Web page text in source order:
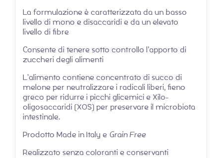
La formulazione è caratterizzata da un basso
livello di mono e disaccaridi e da un elevato
livello di fibre
Consente di tenere sotto controllo l’apporto di
zuccheri degli alimenti
L’alimento contiene concentrato di succo di
melone per neutralizzare i radicali liberi, fieno
greco per ridurre i picchi glicemici e Xilo-
oligosaccaridi (XOS) per preservare il microbiota
intestinale.
Prodotto Made in Italy e Grain Free
Realizzato senza coloranti e conservanti